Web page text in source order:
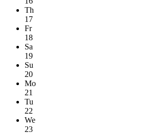
Th
17
Fr
18
Sa
19
Su
20
Mo
21
Tu
22
We
23